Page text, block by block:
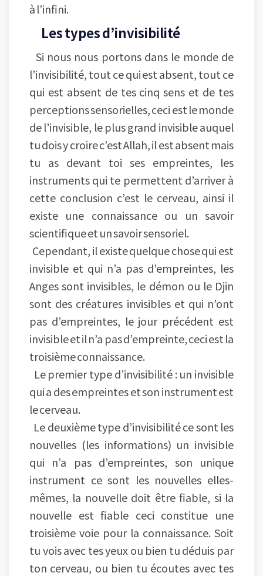
à l’infini.
Les types d’invisibilité
Si nous nous portons dans le monde de
l’invisibilité, tout ce qui est absent, tout ce
qui est absent de tes cinq sens et de tes
perceptions sensorielles, ceci est le monde
de l’invisible, le plus grand invisible auquel
tu dois y croire c’est Allah, il est absent mais
tu as devant toi ses empreintes, les
instruments qui te permettent d’arriver à
cette conclusion c’est le cerveau, ainsi il
existe une connaissance ou un savoir
scientifique et un savoir sensoriel.
Cependant, il existe quelque chose qui est
invisible et qui n’a pas d’empreintes, les
Anges sont invisibles, le démon ou le Djin
sont des créatures invisibles et qui n’ont
pas d’empreintes, le jour précédent est
invisible et il n’a pas d’empreinte, ceci est la
troisième connaissance.
Le premier type d’invisibilité : un invisible
qui a des empreintes et son instrument est
le cerveau.
Le deuxième type d’invisibilité ce sont les
nouvelles (les informations) un invisible
qui n’a pas d’empreintes, son unique
instrument ce sont les nouvelles elles-
mêmes, la nouvelle doit être fiable, si la
nouvelle est fiable ceci constitue une
troisième voie pour la connaissance. Soit
tu vois avec tes yeux ou bien tu déduis par
ton cerveau, ou bien tu écoutes avec tes